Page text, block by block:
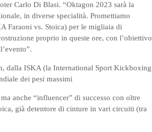
Carlo Di Blasi. “Oktagon 2023 sarà la
in diverse specialità. Promettiamo
Faraoni vs. Stoica) per le migliaia di
proprio in queste ore, con l’obiettivo
dalla ISKA (la International Sport Kickboxing
dei pesi massimi
anche “influencer” di successo con oltre
già detentore di cinture in vari circuiti (tra